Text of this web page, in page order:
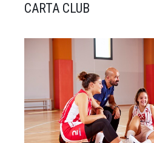
CARTA CLUB